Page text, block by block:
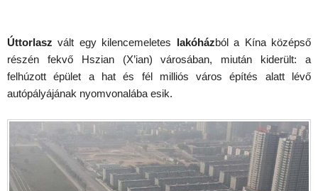
Úttorlasz vált egy kilencemeletes lakóházból a Kína középső
részén fekvő Hszian (X’ian) városában, miután kiderült: a
felhúzott épület a hat és fél milliós város építés alatt lévő
autópályájának nyomvonalába esik.